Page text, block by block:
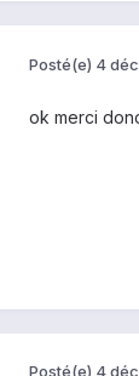
Posté(e) 4
ok merci
Posté(e) 4